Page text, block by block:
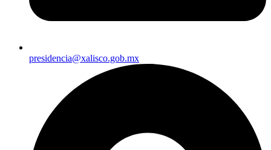
presidencia@xalisco.gob.mx